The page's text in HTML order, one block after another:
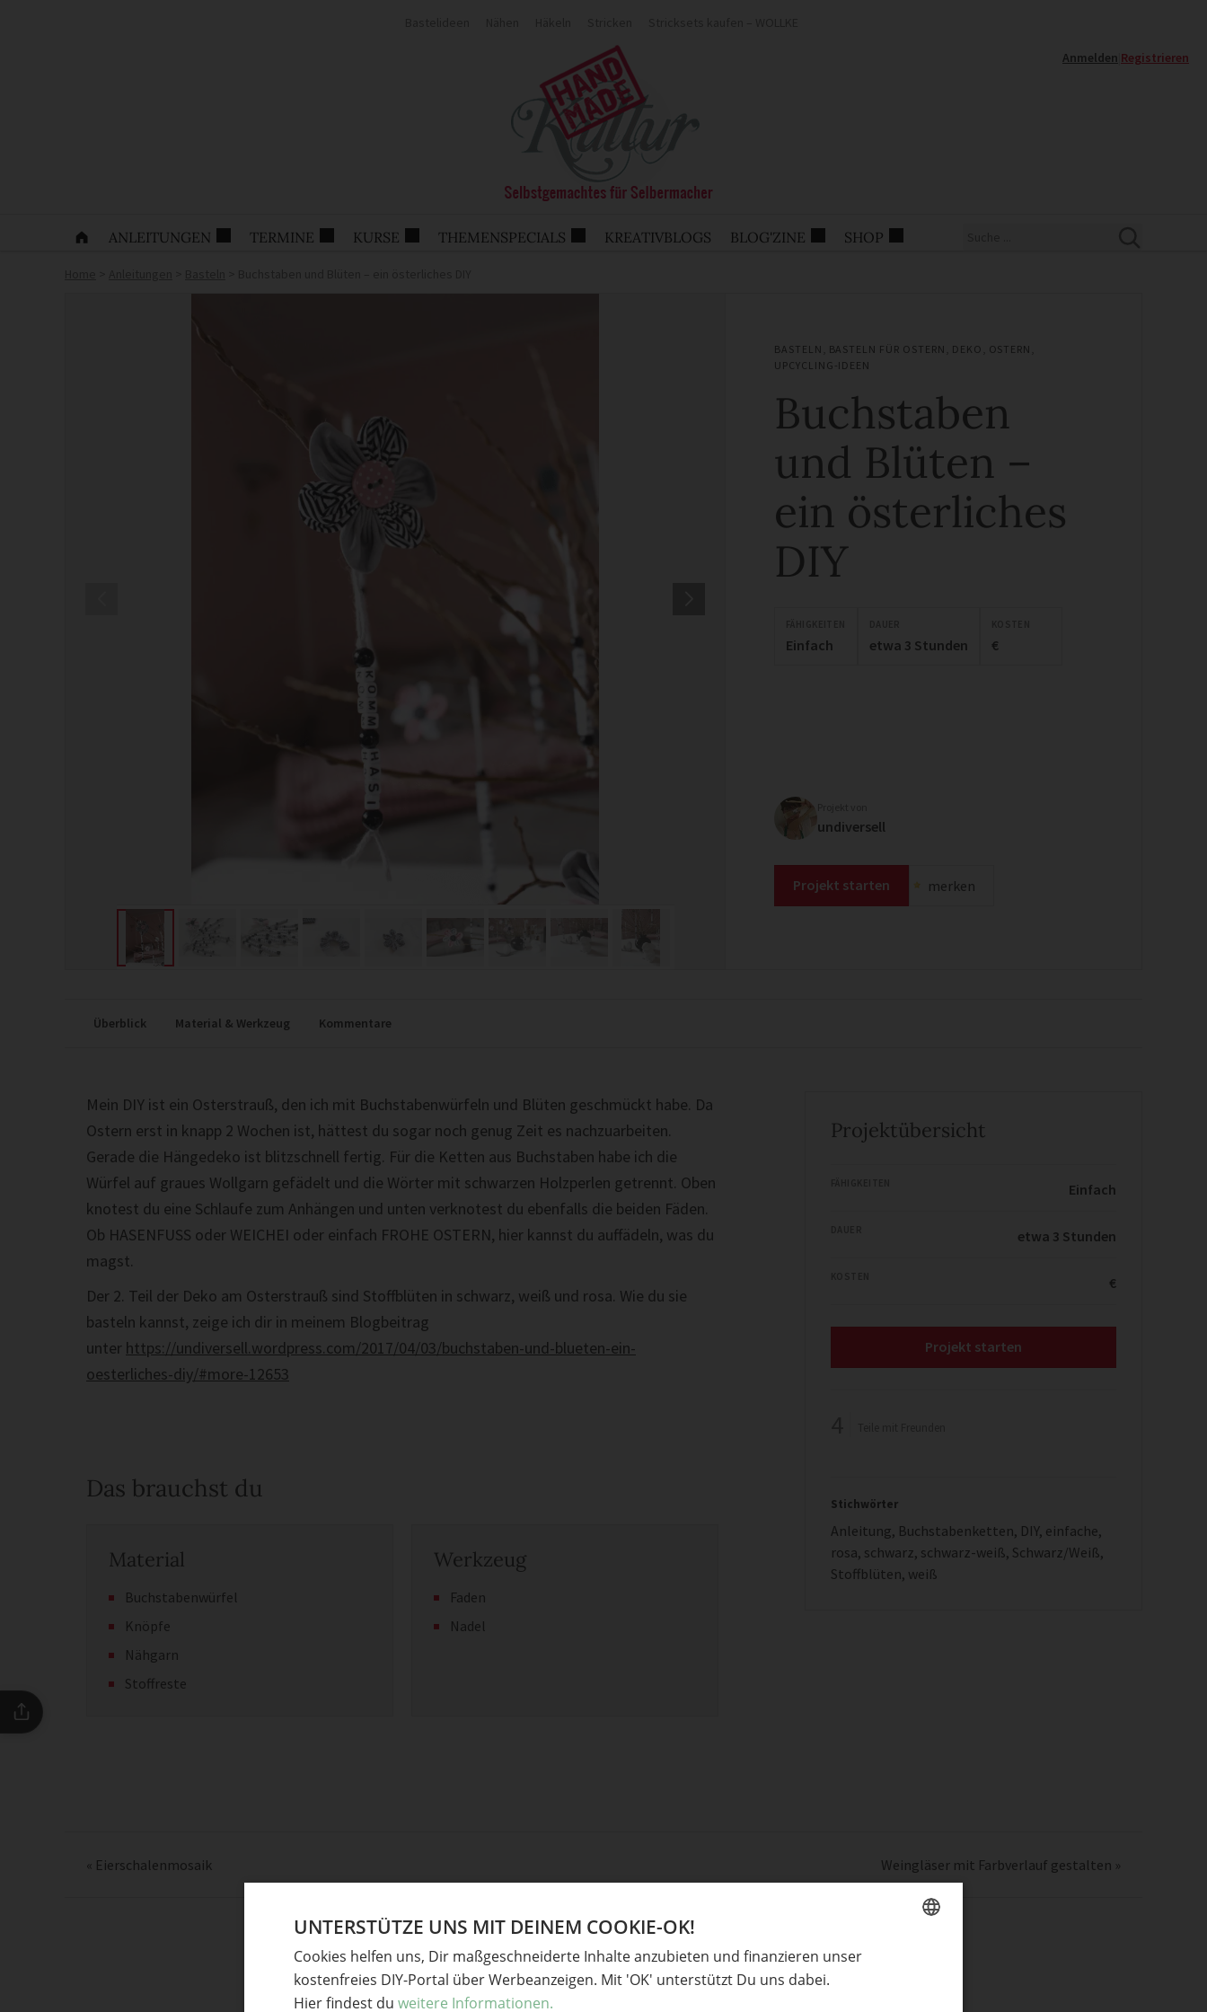
Anmelden Registrieren
ANLEITUNGEN TERMINE KURSE THEMENSPECIALS KREATIVBLOGS BLOG'ZINE SHOP
BASTELN BASTELN FÜR OSTERN DEKO OSTERN
UPCYCLING-IDEEN
Buchstaben
und Blüten –
ein österliches
DIY
Einfach etwa 3 Stunden €
undiversell
Projekt starten merken
Überblick Material & Werkzeug Kommentare
Mein DIY ist ein Osterstrauß, den ich mit Buchstabenwürfeln und Blüten geschmückt habe. Da
Ostern erst in knapp 2 Wochen ist, hättest du sogar noch genug Zeit es nachzuarbeiten.
Gerade die Hängedeko ist blitzschnell fertig. Für die Ketten aus Buchstaben habe ich die
Würfel auf graues Wollgarn gefädelt und die Wörter mit schwarzen Holzperlen getrennt. Oben
knotest du eine Schlaufe zum Anhängen und unten verknotest du ebenfalls die beiden Fäden.
Ob HASENFUSS oder WEICHEI oder einfach FROHE OSTERN, hier kannst du auffädeln, was du
magst.
Der 2. Teil der Deko am Osterstrauß sind Stoffblüten in schwarz, weiß und rosa. Wie du sie
basteln kannst, zeige ich dir in meinem Blogbeitrag
unter https://undiversell.wordpress.com/2017/04/03/buchstaben-und-blueten-ein-
oesterliches-diy/#more-12653
Das brauchst du
Material
Buchstabenwürfel
Knöpfe
Nähgarn
Stoffreste
Werkzeug
Faden
Nadel
Projektübersicht
Einfach
etwa 3 Stunden
€
Projekt starten
Stichwörter
Anleitung, Buchstabenketten, DIY, einfache,
rosa, schwarz, schwarz-weiß, Schwarz/Weiß,
Stoffblüten, weiß
« Eierschalenmosaik Weingläser mit Farbverlauf gestalten »
UNTERSTÜTZE UNS MIT DEINEM COOKIE-OK!
Cookies helfen uns, Dir maßgeschneiderte Inhalte anzubieten und finanzieren unser
kostenfreies DIY-Portal über Werbeanzeigen. Mit 'OK' unterstützt Du uns dabei.
Hier findest du weitere Informationen.